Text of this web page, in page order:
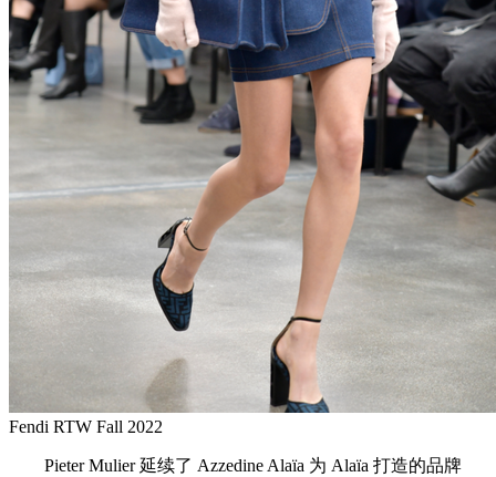
Fendi RTW Fall 2022
Pieter Mulier 延续了 Azzedine Alaïa 为 Alaïa 打造的品牌